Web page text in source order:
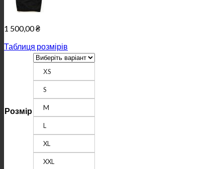
1 500,00₴
Таблиця розмірів
Розмір
ХS
S
M
L
XL
XXL